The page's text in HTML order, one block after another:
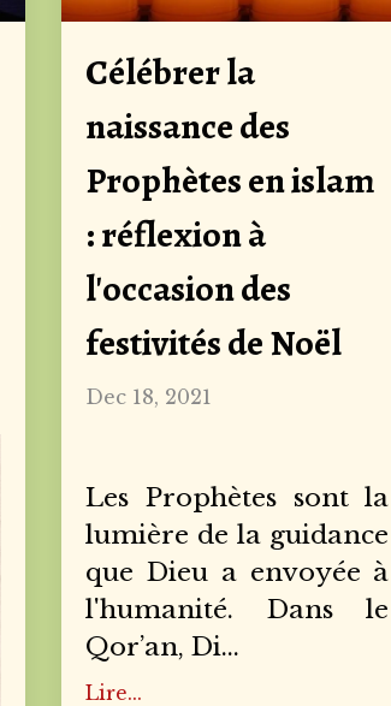
Célébrer la
naissance des
Prophètes en islam
: réflexion à
l'occasion des
festivités de Noël
Dec 18, 2021
Les Prophètes sont la
lumière de la guidance
que Dieu a envoyée à
l'humanité. Dans le
Qor’an, Di...
Lire...